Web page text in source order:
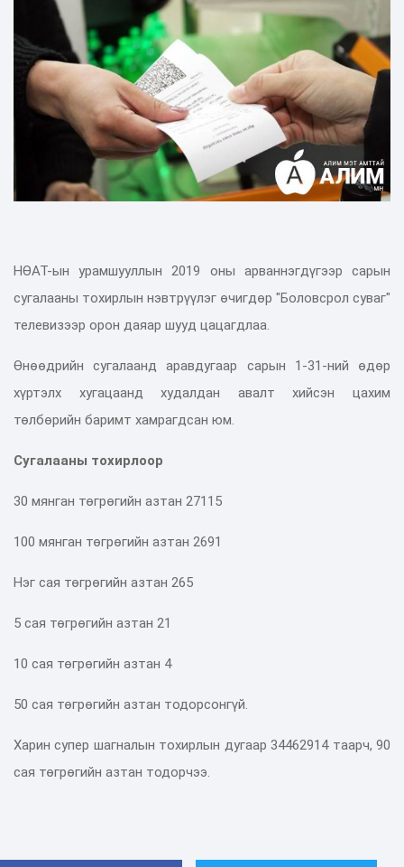
НӨАТ-ын урамшууллын 2019 оны арваннэгдүгээр сарын
сугалааны тохирлын нэвтрүүлэг өчигдөр "Боловсрол суваг"
телевизээр орон даяар шууд цацагдлаа.
Өнөөдрийн сугалаанд аравдугаар сарын 1-31-ний өдөр
хүртэлх хугацаанд худалдан авалт хийсэн цахим
төлбөрийн баримт хамрагдсан юм.
Сугалааны тохирлоор
30 мянган төгрөгийн азтан 27115
100 мянган төгрөгийн азтан 2691
Нэг сая төгрөгийн азтан 265
5 сая төгрөгийн азтан 21
10 сая төгрөгийн азтан 4
50 сая төгрөгийн азтан тодорсонгүй.
Харин супер шагналын тохирлын дугаар 34462914 таарч, 90
сая төгрөгийн азтан тодорчээ.